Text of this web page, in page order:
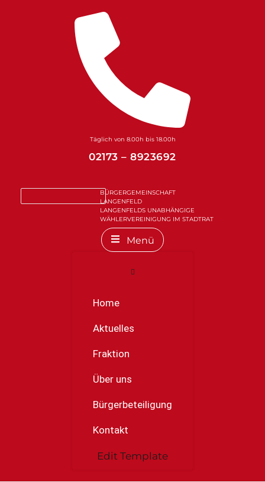
Täglich von 8.00h bis 18.00h
02173 – 8923692
BÜRGERGEMEINSCHAFT
LANGENFELD
LANGENFELDS UNABHÄNGIGE
WÄHLERVEREINIGUNG IM STADTRAT
Menü
Home
Aktuelles
Fraktion
Über uns
Bürgerbeteiligung
Kontakt
Edit Template